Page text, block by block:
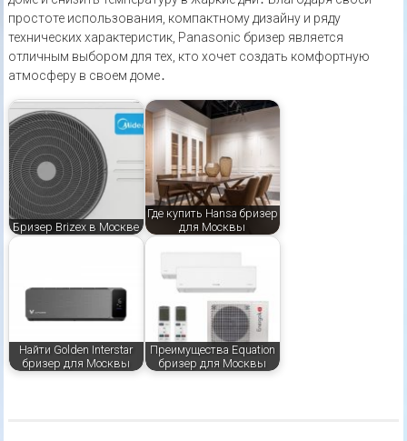
простоте использования, компактному дизайну и ряду
технических характеристик, Panasonic бризер является
отличным выбором для тех, кто хочет создать комфортную
атмосферу в своем доме․
Бризер Brizex в Москве
Где купить Hansa бризер
для Москвы
Найти Golden Interstar
бризер для Москвы
Преимущества Equation
бризер для Москвы